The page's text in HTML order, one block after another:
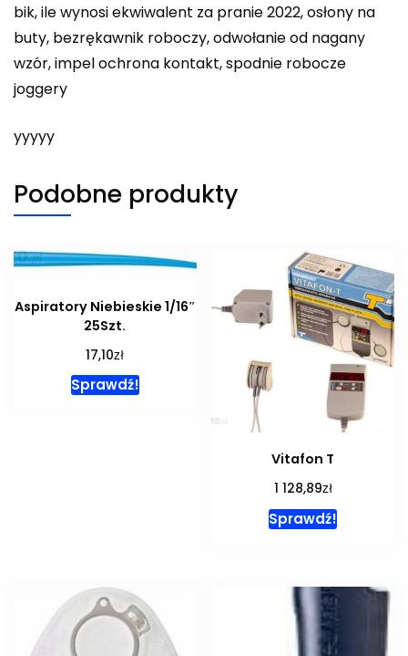
bik, ile wynosi ekwiwalent za pranie 2022, osłony na
buty, bezrękawnik roboczy, odwołanie od nagany
wzór, impel ochrona kontakt, spodnie robocze
joggery
yyyyy
Podobne produkty
Aspiratory Niebieskie 1/16″
25Szt.
17,10zł
Sprawdź!
Vitafon T
1 128,89zł
Sprawdź!